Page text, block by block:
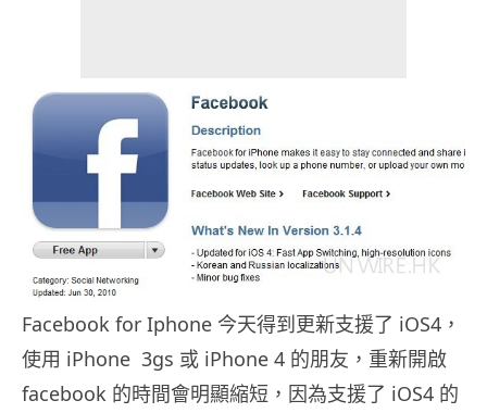
Facebook for Iphone 今天得到更新支援了 iOS4，
使用 iPhone 3gs 或 iPhone 4 的朋友，重新開啟
facebook 的時間會明顯縮短，因為支援了 iOS4 的